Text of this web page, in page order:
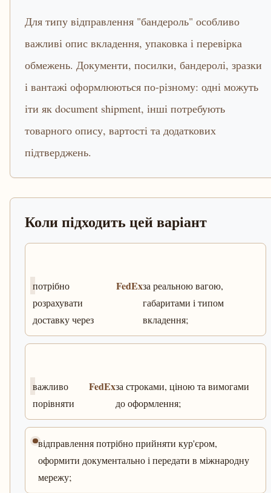
Для типу відправлення "бандероль" особливо
важливі опис вкладення, упаковка і перевірка
обмежень. Документи, посилки, бандеролі, зразки
і вантажі оформлюються по-різному: одні можуть
іти як document shipment, інші потребують
товарного опису, вартості та додаткових
підтверджень.
Коли підходить цей варіант
потрібно
розрахувати
доставку через
FedExза реальною вагою,
габаритами і типом
вкладення;
важливо
порівняти
FedExза строками, ціною та вимогами
до оформлення;
відправлення потрібно прийняти кур'єром,
оформити документально і передати в міжнародну
мережу;